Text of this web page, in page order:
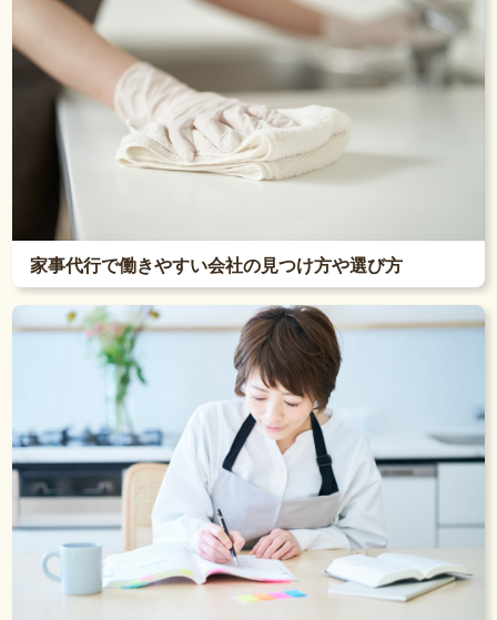
家事代行で働きやすい会社の見つけ方や選び方